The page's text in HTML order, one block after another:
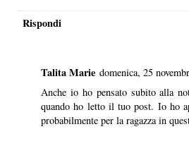
Rispondi
Talita Marie domenica, 25
Anche io ho pensato subito alla
quando ho letto il tuo post. Io ho
probabilmente per la ragazza in